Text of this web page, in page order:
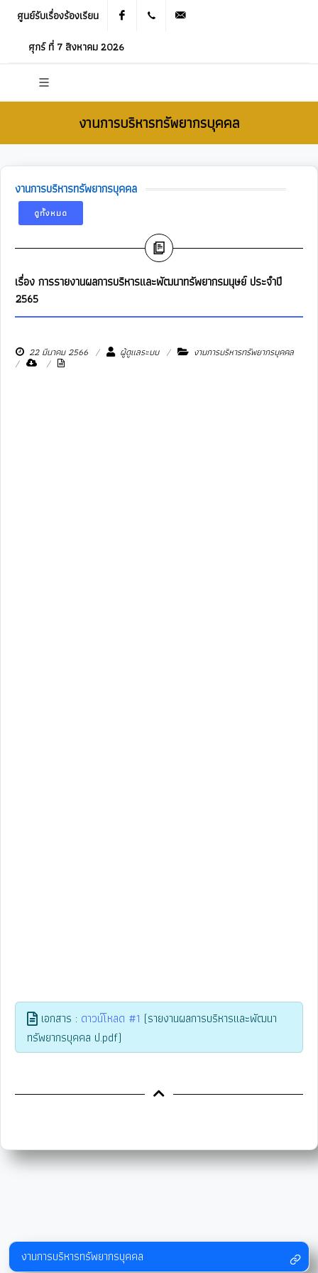
ศูนย์รับเรื่องร้องเรียน Facebook 021905536
ศุกร์ ที่ 7 สิงหาคม 2026
งานการบริหารทรัพยากรบุคคล
งานการบริหารทรัพยากรบุคคล
ดูทั้งหมด
เรื่อง การรายงานผลการบริหารและพัฒนาทรัพยากรมนุษย์ ประจำปี
2565
22 มีนาคม 2566 ผู้ดูแลระบบ งานการบริหารทรัพยากรบุคคล
เอกสาร : ดาวน์โหลด #1 (รายงานผลการบริหารและพัฒนา
ทรัพยากรบุคคล ป.pdf)
งานการบริหารทรัพยากรบุคคล